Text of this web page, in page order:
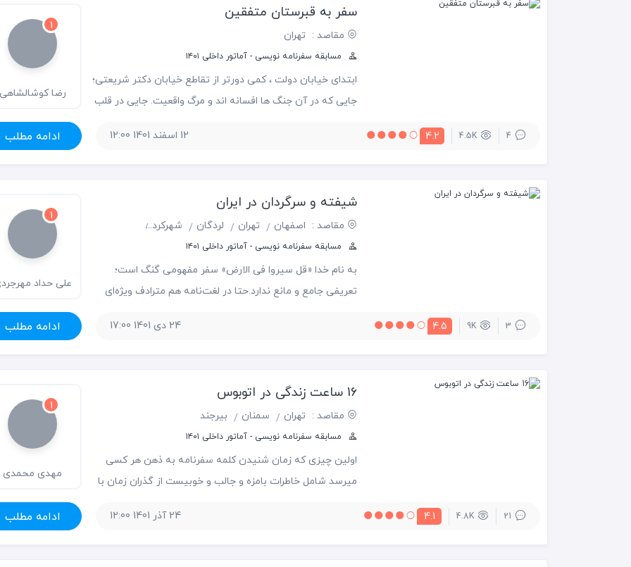
سفر به قبرستان متفقین
مقاصد : تهران
مسابقه سفرنامه نویسی - آماتور داخلی ۱۴۰۱
ابتدای خیابان دولت ، کمی دورتر از تقاطع خیابان دکتر شریعتی؛
جایی که در آن جنگ ­ها افسانه­ اند و مرگ واقعیت. جایی در قلب
1
رضا کوشالشاهی
4
4.5K
4.2 12 اسفند 1401 12:00 ادامه مطلب
شیفته و سرگردان در ایران
مقاصد : اصفهان تهران لردگان شهرکرد آبادان
مسابقه سفرنامه نویسی - آماتور داخلی ۱۴۰۱
به نام خدا «قل سیروا فی الارض» سفر مفهومی گنگ است؛
تعریفی جامع و مانع ندارد.حتا در لغت‌نامه هم مترادف ویژه‌ای
را سفر می‌نامند، رفتن به قاره‌ای دیگر و هفته ها و ماه ها ماندن
1
علی حداد
3
9K
4.5 24 دی 1401 17:00 ادامه مطلب
16 ساعت زندگی در اتوبوس
مقاصد : تهران سمنان بیرجند
مسابقه سفرنامه نویسی - آماتور داخلی ۱۴۰۱
اولین چیزی که زمان شنیدن کلمه سفرنامه به ذهن هر کسی
میرسد شامل خاطرات بامزه و جالب و خوبیست از گذران زمان با
گردشگری... اما سفرنامه دامنه‌ی گسترده‌ای دارد و شامل داستان
1
مهدی محمدی
21
4.8K
4.1 24 آذر 1401 12:00 ادامه مطلب